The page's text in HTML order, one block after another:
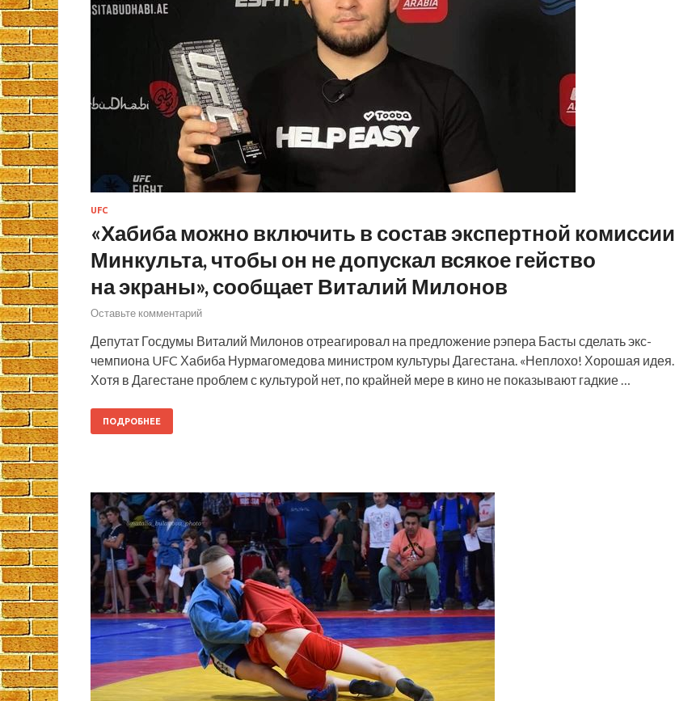
UFC
«Хабиба можно включить в состав экспертной комиссии
Минкульта, чтобы он не допускал всякое гейство
на экраны», сообщает Виталий Милонов
Оставьте комментарий
Депутат Госдумы Виталий Милонов отреагировал на предложение рэпера Басты сделать экс-
чемпиона UFC Хабиба Нурмагомедова министром культуры Дагестана. «Неплохо! Хорошая идея.
Хотя в Дагестане проблем с культурой нет, по крайней мере в кино не показывают гадкие …
ПОДРОБНЕЕ